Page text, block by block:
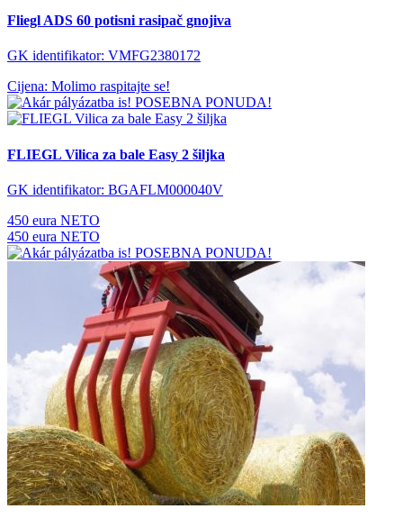
Fliegl ADS 60 potisni rasipač gnojiva
GK identifikator: VMFG2380172
Cijena: Molimo raspitajte se!
POSEBNA PONUDA!
FLIEGL Vilica za bale Easy 2 šiljka
GK identifikator: BGAFLM000040V
450 eura NETO
450 eura NETO
POSEBNA PONUDA!